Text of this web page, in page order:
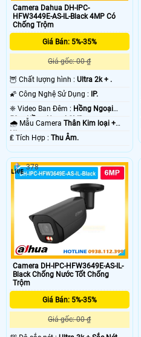
Camera Dahua DH-IPC-
HFW3449E-AS-IL-Black 4MP Có
Chống Trộm
Giá Bán: 5%-35%
Giá gốc: 00 ₫
🦉 Chất lượng hình : Ultra 2k + .
🌠 Công Nghệ Sử Dụng :
IP.
❈ Video Ban Đêm : Hồng Ngoại
50m Hồng Ngoại SMD.
🌧️ Mẫu Camera Thân Kim loại +
Nhựa.
️₤ Tích Hợp : Thu Âm.
Camera DH-IPC-HFW3649E-AS-IL-
Black Chống Nước Tốt Chống
Trộm
Giá Bán: 5%-35%
Giá gốc: 00 ₫
378